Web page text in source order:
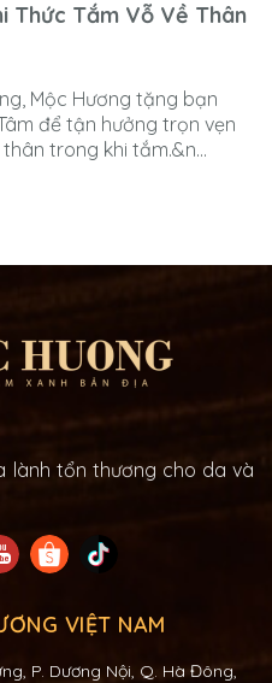
Thức Tắm Vỗ Về Thân
Mộc Hương tặng bạn
để tận hưởng trọn vẹn
trong khi tắm.&n...
lành tổn thương cho da và
VIỆT NAM
P. Dương Nội, Q. Hà Đông,